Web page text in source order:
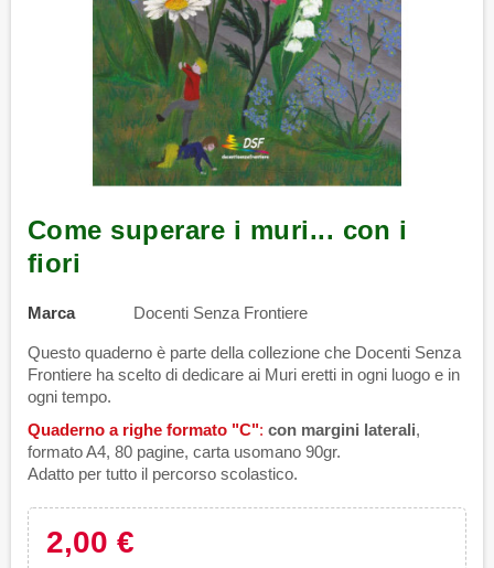
Come superare i muri... con i
fiori
Marca Docenti Senza Frontiere
Questo quaderno è parte della collezione che Docenti Senza
Frontiere ha scelto di dedicare ai Muri eretti in ogni luogo e in
ogni tempo.
Quaderno a righe formato "C": con margini laterali,
formato A4, 80 pagine, carta usomano 90gr.
Adatto per tutto il percorso scolastico.
2,00 €